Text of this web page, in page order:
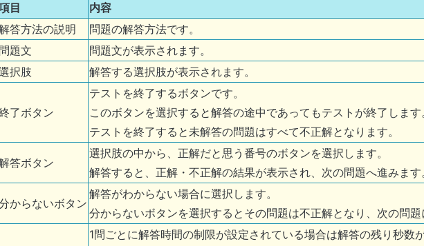
目
内容
答方法の説明
問題の解答方法です。
題文
問題文が表示されます。
択肢
解答する選択肢が表示されます。
了ボタン
テストを終了するボタンです。
このボタンを選択すると解答の途中であってもテストが終了します
テストを終了すると未解答の問題はすべて不正解となります。
答ボタン
選択肢の中から、正解だと思う番号のボタンを選択します。
解答すると、正解・不正解の結果が表示され、次の問題へ進みます
からないボタン
解答がわからない場合に選択します。
分からないボタンを選択するとその問題は不正解となり、次の問題
1問ごとに解答時間の制限が設定されている場合は解答の残り秒数